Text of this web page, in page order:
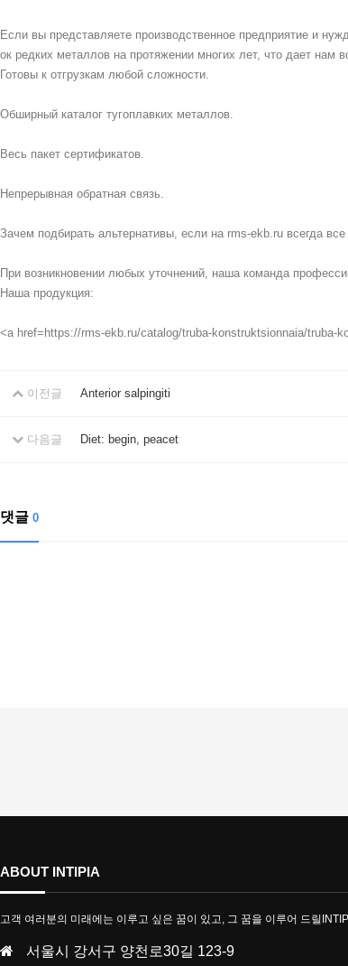
Если вы представляете производственное предприятие и
ок редких металлов на протяжении многих лет, что дает нам
Готовы к отгрузкам любой сложности.
Обширный каталог тугоплавких металлов.
Весь пакет сертификатов.
Непрерывная обратная связь.
Зачем подбирать альтернативы, если на rms-ekb.ru всегда
При возникновении любых уточнений, наша команда
Наша продукция:
<a href=https://rms-ekb.ru/catalog/truba-konstruktsionnaia/truba-
이전글 Anterior salpingiti
다음글 Diet: begin, peacet
댓글 0
ABOUT INTIPIA
고객 여러분의 미래에는 이루고 싶은 꿈이 있고, 그 꿈을 이루어 드릴
서울시 강서구 양천로30길 123-9